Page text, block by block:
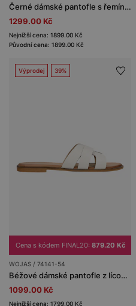
Černé dámské pantofle s řemínky a korkovou podrážkou
1299.00 Kč
Nejnižší cena: 1899.00 Kč
Původní cena: 1899.00 Kč
Výprodej 39%
Cena s kódem FINAL20: 879.20 Kč
WOJAS / 74141-54
Béžové dámské pantofle z lícové kůže
1099.00 Kč
Nejnižší cena: 1799.00 Kč